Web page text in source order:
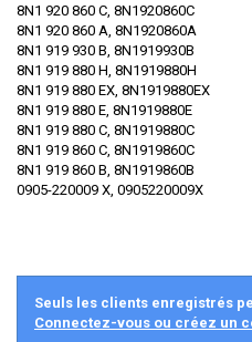
8N1 920 860 C, 8N1920860C
8N1 920 860 A, 8N1920860A
8N1 919 930 B, 8N1919930B
8N1 919 880 H, 8N1919880H
8N1 919 880 EX, 8N1919880EX
8N1 919 880 E, 8N1919880E
8N1 919 880 C, 8N1919880C
8N1 919 860 C, 8N1919860C
8N1 919 860 B, 8N1919860B
0905-220009 X, 0905220009X
Seuls les clients enregistrés
Connectez-vous ou créez un